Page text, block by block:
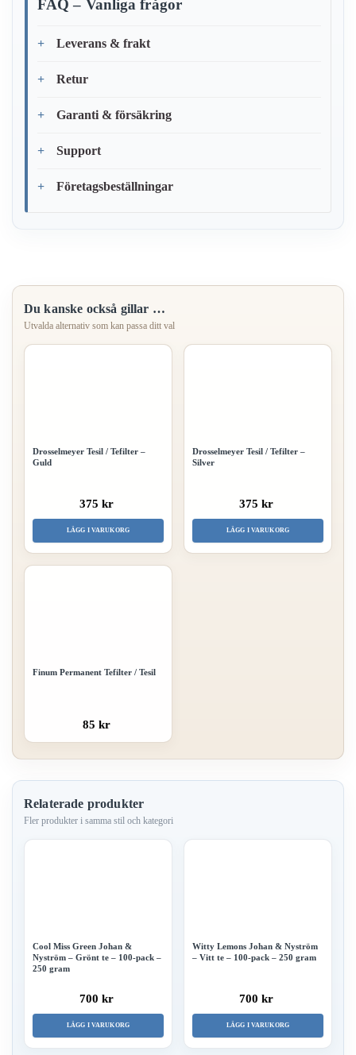
FAQ – Vanliga frågor
Leverans & frakt
Retur
Garanti & försäkring
Support
Företagsbeställningar
Du kanske också gillar …
Drosselmeyer Tesil / Te­filter –
Guld
375 kr
LÄGG I VARUKORG
Drosselmeyer Tesil / Te­filter –
Silver
375 kr
LÄGG I VARUKORG
Finum Permanent Te­filter / Tesil
85 kr
Relaterade produkter
Cool Miss Green Johan &
Nyström – Grönt te – 100-pack –
250 gram
700 kr
LÄGG I VARUKORG
Witty Lemons Johan & Nyström
– Vitt te – 100-pack – 250 gram
700 kr
LÄGG I VARUKORG